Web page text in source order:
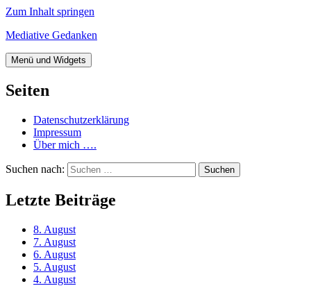
Zum Inhalt springen
Mediative Gedanken
Menü und Widgets
Seiten
Datenschutzerklärung
Impressum
Über mich ….
Suchen nach:
Letzte Beiträge
8. August
7. August
6. August
5. August
4. August